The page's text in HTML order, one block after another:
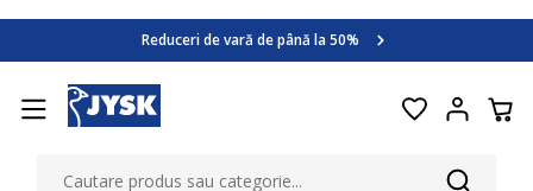
Category Days
Reduceri de vară de până la 50%
Află mai multe >>
Reduceri de vară de până la 50%